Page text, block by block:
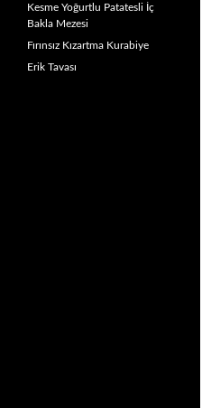
Kesme Yoğurtlu Patatesli İç
Bakla Mezesi
Fırınsız Kızartma Kurabiye
Erik Tavası